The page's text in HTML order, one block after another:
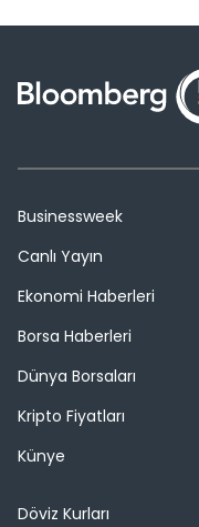
Businessweek
Canlı Yayın
Ekonomi Haberleri
Borsa Haberleri
Dünya Borsaları
Kripto Fiyatları
Künye
Döviz Kurları